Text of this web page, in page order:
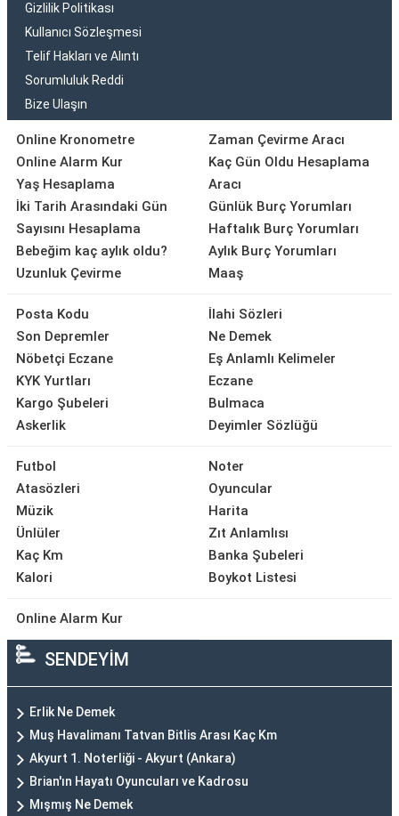
Gizlilik Politikası
Kullanıcı Sözleşmesi
Telif Hakları ve Alıntı
Sorumluluk Reddi
Bize Ulaşın
Online Kronometre
Online Alarm Kur
Yaş Hesaplama
İki Tarih Arasındaki Gün
Sayısını Hesaplama
Bebeğim kaç aylık oldu?
Uzunluk Çevirme
Zaman Çevirme Aracı
Kaç Gün Oldu Hesaplama
Aracı
Günlük Burç Yorumları
Haftalık Burç Yorumları
Aylık Burç Yorumları
Maaş
Posta Kodu
Son Depremler
Nöbetçi Eczane
KYK Yurtları
Kargo Şubeleri
Askerlik
İlahi Sözleri
Ne Demek
Eş Anlamlı Kelimeler
Eczane
Bulmaca
Deyimler Sözlüğü
Futbol
Atasözleri
Müzik
Ünlüler
Kaç Km
Kalori
Noter
Oyuncular
Harita
Zıt Anlamlısı
Banka Şubeleri
Boykot Listesi
Online Alarm Kur
SENDEYİM
Erlik Ne Demek
Muş Havalimanı Tatvan Bitlis Arası Kaç Km
Akyurt 1. Noterliği - Akyurt (Ankara)
Brian'ın Hayatı Oyuncuları ve Kadrosu
Mışmış Ne Demek